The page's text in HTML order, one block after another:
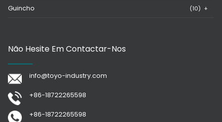
Guincho (10) +
Não Hesite Em Contactar-Nos
info@toyo-industry.com
+86-18722265598
+86-18722265598